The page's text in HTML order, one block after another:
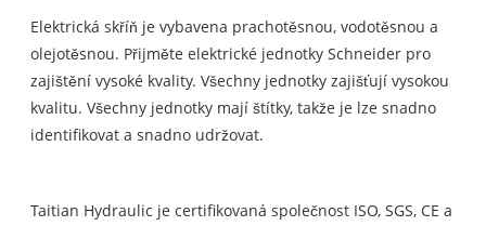
Elektrická skříň je vybavena prachotěsnou, vodotěsnou a
olejotěsnou. Přijměte elektrické jednotky Schneider pro
zajištění vysoké kvality. Všechny jednotky zajišťují vysokou
kvalitu. Všechny jednotky mají štítky, takže je lze snadno
identifikovat a snadno udržovat.
Taitian Hydraulic je certifikovaná společnost ISO, SGS, CE a